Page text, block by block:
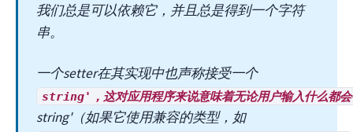
我们总是可以依赖它，并且总是得到一个字符
串。
一个setter在其实现中也声称接受一个
string'，这对应用程序来说意味着无论用户输入什么都会
string'（如果它使用兼容的类型，如